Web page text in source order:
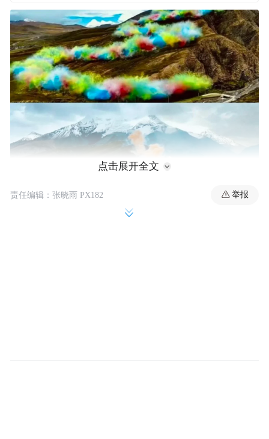
点击展开全文
责任编辑：张晓雨 PX182 举报